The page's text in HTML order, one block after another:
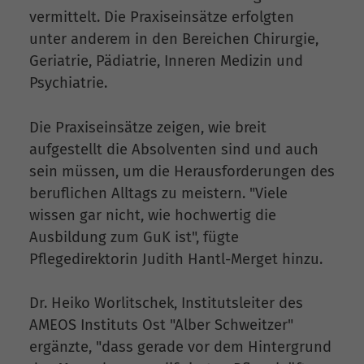
vermittelt. Die Praxiseinsätze erfolgten
unter anderem in den Bereichen Chirurgie,
Geriatrie, Pädiatrie, Inneren Medizin und
Psychiatrie.
Die Praxiseinsätze zeigen, wie breit
aufgestellt die Absolventen sind und auch
sein müssen, um die Herausforderungen des
beruflichen Alltags zu meistern. "Viele
wissen gar nicht, wie hochwertig die
Ausbildung zum GuK ist", fügte
Pflegedirektorin Judith Hantl-Merget hinzu.
Dr. Heiko Worlitschek, Institutsleiter des
AMEOS Instituts Ost "Alber Schweitzer"
ergänzte, "dass gerade vor dem Hintergrund